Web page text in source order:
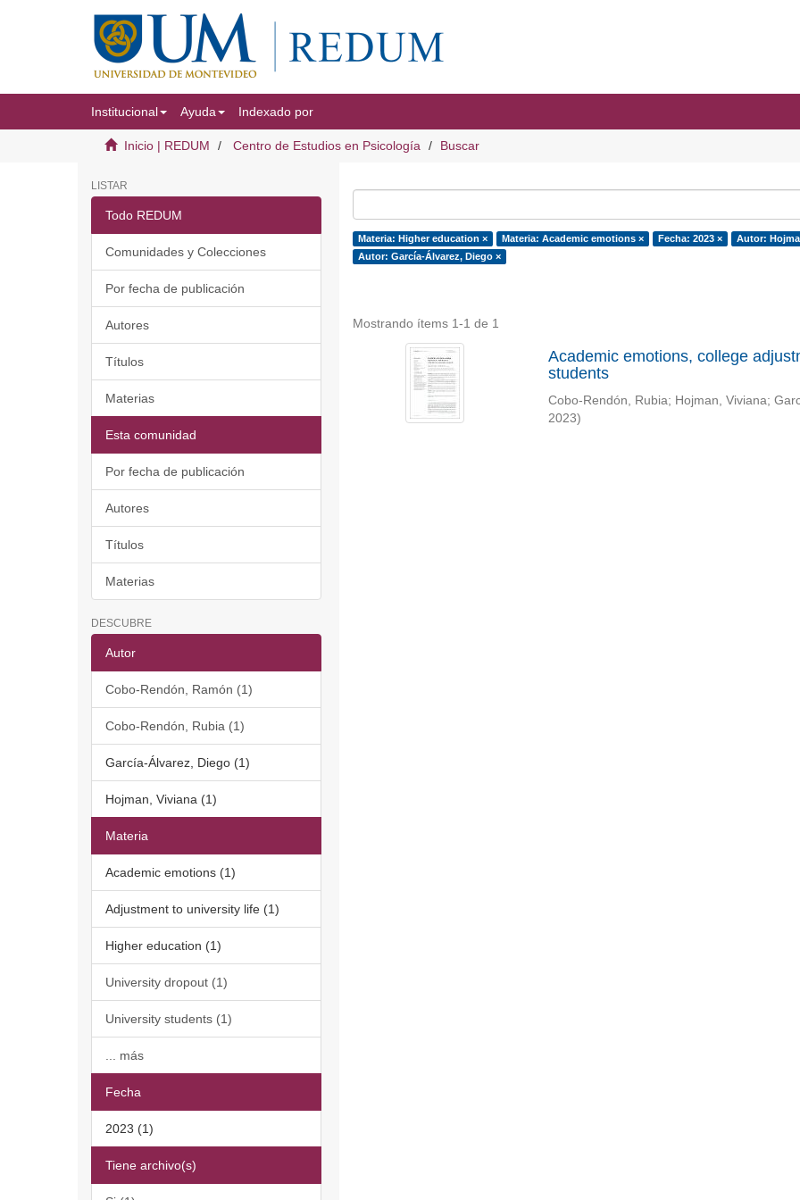
Institucional Ayuda Indexado por
Inicio | REDUM Centro de Estudios en Psicología Buscar
LISTAR
Todo REDUM
Comunidades y Colecciones
Por fecha de publicación
Autores
Títulos
Materias
Esta comunidad
Por fecha de publicación
Autores
Títulos
Materias
DESCUBRE
Autor
Cobo-Rendón, Ramón (1)
Cobo-Rendón, Rubia (1)
García-Álvarez, Diego (1)
Hojman, Viviana (1)
Materia
Academic emotions (1)
Adjustment to university life (1)
Higher education (1)
University dropout (1)
University students (1)
... más
Fecha
2023 (1)
Tiene archivo(s)
Materia: Higher education × Materia: Academic emotions × Fecha: 2023 × Autor:
Autor: García-Álvarez, Diego ×
Mostrando ítems 1-1 de 1
Academic emotions, college
students
Cobo-Rendón, Rubia; Hojman, Viviana;
2023)